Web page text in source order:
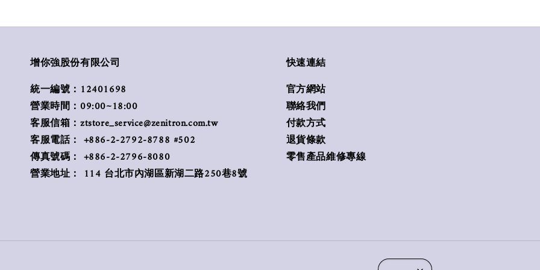
增你強股份有限公司
統一編號：12401698
營業時間：09:00~18:00
客服信箱：ztstore_service@zenitron.com.tw
客服電話： +886-2-2792-8788 #502
傳真號碼： +886-2-2796-8080
營業地址： 114 台北市內湖區新湖二路250巷8號
快速連結
官方網站
聯絡我們
付款方式
退貨條款
零售產品維修專線